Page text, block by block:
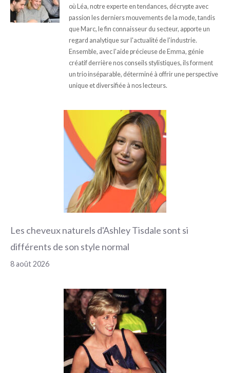
où Léa, notre experte en tendances, décrypte avec
passion les derniers mouvements de la mode, tandis
que Marc, le fin connaisseur du secteur, apporte un
regard analytique sur l'actualité de l'industrie.
Ensemble, avec l'aide précieuse de Emma, génie
créatif derrière nos conseils stylistiques, ils forment
un trio inséparable, déterminé à offrir une perspective
unique et diversifiée à nos lecteurs.
Les cheveux naturels d'Ashley Tisdale sont si
différents de son style normal
8 août 2026